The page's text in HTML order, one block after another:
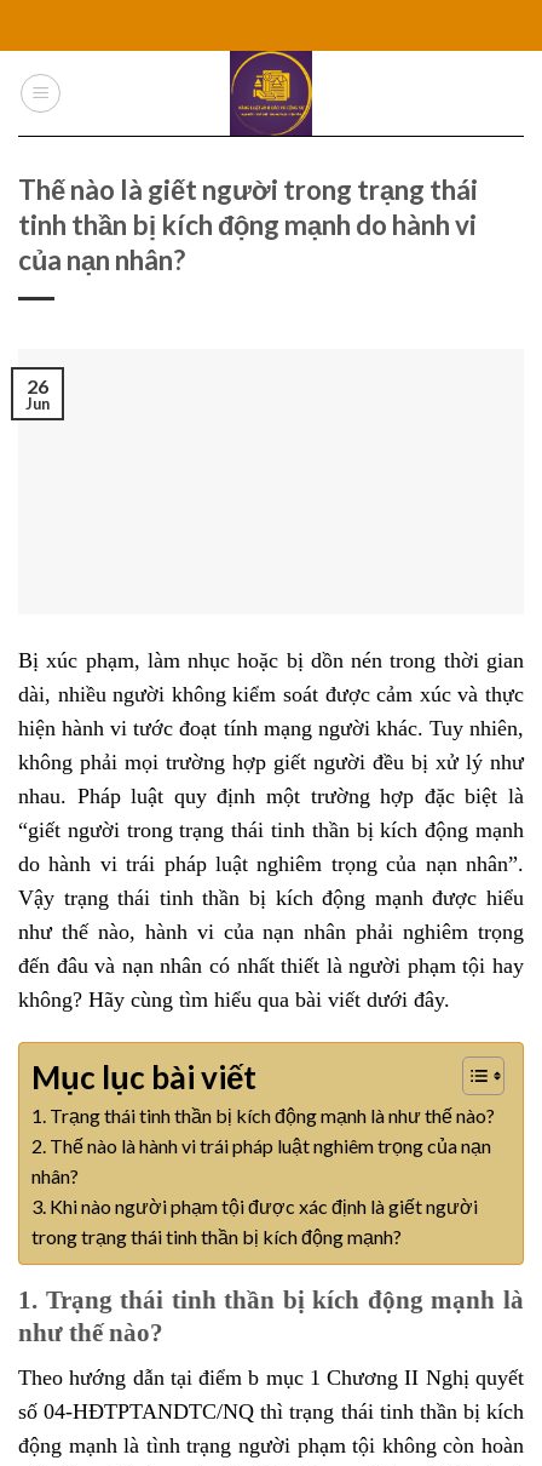
content
Thế nào là giết người trong trạng thái
tinh thần bị kích động mạnh do hành vi
của nạn nhân?
26
Jun
Bị xúc phạm, làm nhục hoặc bị dồn nén trong thời gian
dài, nhiều người không kiểm soát được cảm xúc và thực
hiện hành vi tước đoạt tính mạng người khác. Tuy nhiên,
không phải mọi trường hợp giết người đều bị xử lý như
nhau. Pháp luật quy định một trường hợp đặc biệt là
“giết người trong trạng thái tinh thần bị kích động mạnh
do hành vi trái pháp luật nghiêm trọng của nạn nhân”.
Vậy trạng thái tinh thần bị kích động mạnh được hiểu
như thế nào, hành vi của nạn nhân phải nghiêm trọng
đến đâu và nạn nhân có nhất thiết là người phạm tội hay
không? Hãy cùng tìm hiểu qua bài viết dưới đây.
Mục lục bài viết
1. Trạng thái tinh thần bị kích động mạnh là như thế nào?
2. Thế nào là hành vi trái pháp luật nghiêm trọng của nạn
nhân?
3. Khi nào người phạm tội được xác định là giết người
trong trạng thái tinh thần bị kích động mạnh?
1. Trạng thái tinh thần bị kích động mạnh là
như thế nào?
Theo hướng dẫn tại điểm b mục 1 Chương II Nghị quyết
số 04-HĐTPTANDTC/NQ thì trạng thái tinh thần bị kích
động mạnh là tình trạng người phạm tội không còn hoàn